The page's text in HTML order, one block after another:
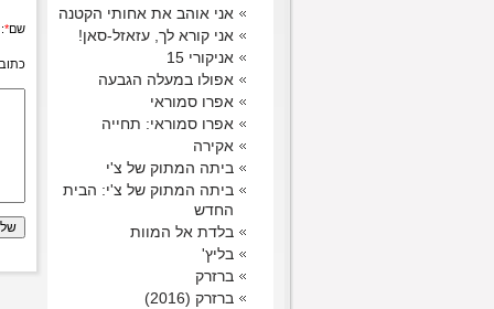
שם*
:
אני אוהב את אחותי הקטנה
אני קורא לך, עזאזל-סאן!
אניקורי 15
אפולו במעלה הגבעה
אפרו סמוראי
אפרו סמוראי: תחייה
אקירה
ביתה המתוק של צ'י
ביתה המתוק של צ'י: הבית
החדש
בלדת אל המוות
בליץ'
ברזרק
ברזרק (2016)